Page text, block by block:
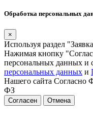
Обработка персональных
×
Используя раздел
Нажимая кнопку
персональных данных и
персональных данных и
Нашего сайта
ФЗ
Согласен Отмена